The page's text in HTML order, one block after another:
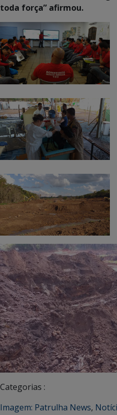
toda força” afirmou.
Categorias :
Imagem: Patrulha News,